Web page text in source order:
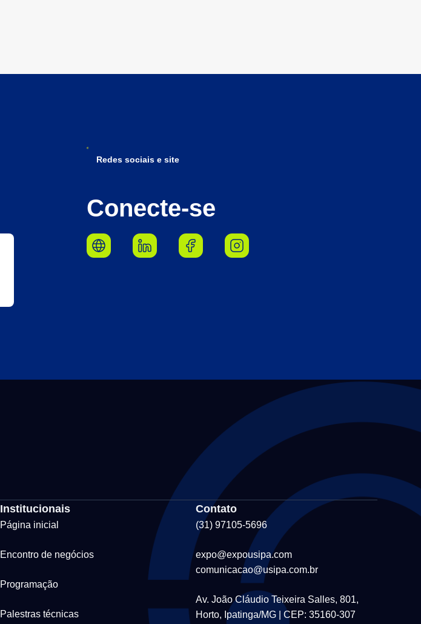
Redes sociais e site
Conecte-se
Institucionais
Página inicial
Encontro de negócios
Programação
Palestras técnicas
Contato
(31) 97105-5696
expo@expousipa.com
comunicacao@usipa.com.br
Av. João Cláudio Teixeira Salles, 801,
Horto, Ipatinga/MG | CEP: 35160-307